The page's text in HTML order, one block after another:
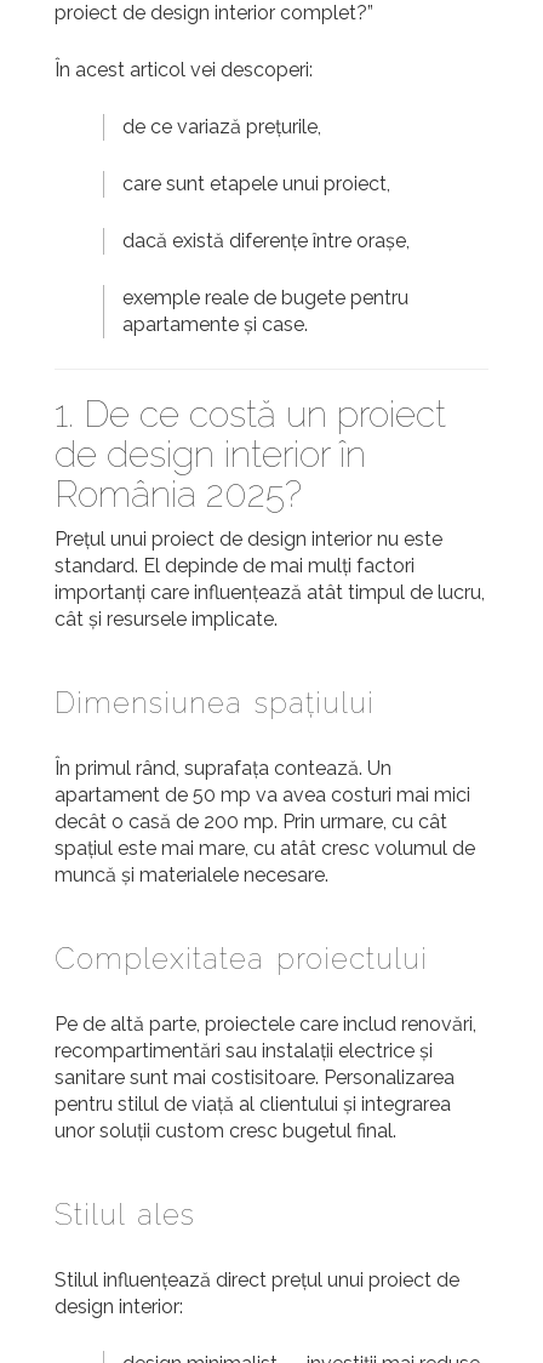
proiect de design interior complet?”
În acest articol vei descoperi:
de ce variază prețurile,
care sunt etapele unui proiect,
dacă există diferențe între orașe,
exemple reale de bugete pentru
apartamente și case.
1. De ce costă un proiect
de design interior în
România 2025?
Prețul unui proiect de design interior nu este
standard. El depinde de mai mulți factori
importanți care influențează atât timpul de lucru,
cât și resursele implicate.
Dimensiunea spațiului
În primul rând, suprafața contează. Un
apartament de 50 mp va avea costuri mai mici
decât o casă de 200 mp. Prin urmare, cu cât
spațiul este mai mare, cu atât cresc volumul de
muncă și materialele necesare.
Complexitatea proiectului
Pe de altă parte, proiectele care includ renovări,
recompartimentări sau instalații electrice și
sanitare sunt mai costisitoare. Personalizarea
pentru stilul de viață al clientului și integrarea
unor soluții custom cresc bugetul final.
Stilul ales
Stilul influențează direct prețul unui proiect de
design interior: